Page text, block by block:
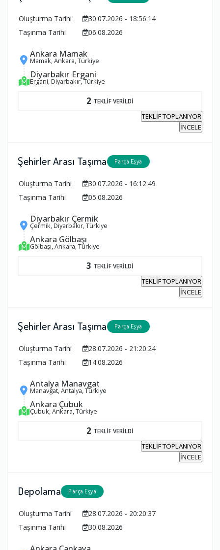
Oluşturma Tarihi
30.07.2026 - 18:56:14
Taşınma Tarihi
06.08.2026
Ankara Mamak
Mamak, Ankara, Türkiye
Diyarbakır Ergani
Ergani, Diyarbakır, Türkiye
2 TEKLİF VERİLDİ
TEKLİF TOPLANIYOR
İNCELE
Şehirler Arası Taşıma Parça Eşya
Oluşturma Tarihi
30.07.2026 - 16:12:49
Taşınma Tarihi
05.08.2026
Diyarbakır Çermik
Çermik, Diyarbakır, Türkiye
Ankara Gölbaşı
Gölbaşı, Ankara, Türkiye
3 TEKLİF VERİLDİ
TEKLİF TOPLANIYOR
İNCELE
Şehirler Arası Taşıma Parça Eşya
Oluşturma Tarihi
28.07.2026 - 21:20:24
Taşınma Tarihi
14.08.2026
Antalya Manavgat
Manavgat, Antalya, Türkiye
Ankara Çubuk
Çubuk, Ankara, Türkiye
2 TEKLİF VERİLDİ
TEKLİF TOPLANIYOR
İNCELE
Depolama Parça Eşya
Oluşturma Tarihi
28.07.2026 - 20:20:37
Taşınma Tarihi
30.08.2026